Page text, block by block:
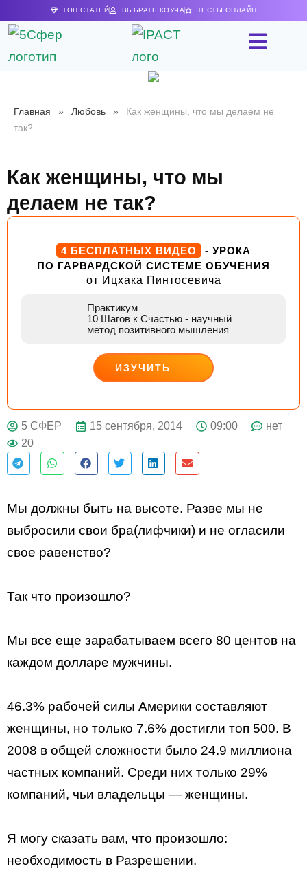
ТОП СТАТЕЙ ВЫБРАТЬ КОУЧА ТЕСТЫ ОНЛАЙН
Главная » Любовь »
Как женщины, что мы делаем не
так?
Как женщины, что мы
делаем не так?
4 БЕСПЛАТНЫХ ВИДЕО
- УРОКА
ПО ГАРВАРДСКОЙ СИСТЕМЕ ОБУЧЕНИЯ
от Ицхака Пинтосевича
Практикум
10 Шагов к Счастью - научный
метод позитивного мышления
ИЗУЧИТЬ
ДЕЙСТВУЙ
5 СФЕР 15 сентября, 2014 09:00
нет
20
Мы должны быть на высоте. Разве мы не
выбросили свои бра(лифчики) и не огласили
свое равенство?
Так что произошло?
Мы все еще зарабатываем всего 80 центов на
каждом долларе мужчины.
46.3% рабочей силы Америки составляют
женщины, но только 7.6% достигли топ 500. В
2008 в общей сложности было 24.9 миллиона
частных компаний. Среди них только 29%
компаний, чьи владельцы — женщины.
Я могу сказать вам, что произошло:
необходимость в Разрешении.